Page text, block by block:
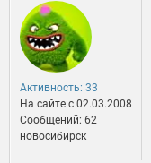
Активность: 33
На сайте c 02.03.2008
Сообщений: 62
новосибирск